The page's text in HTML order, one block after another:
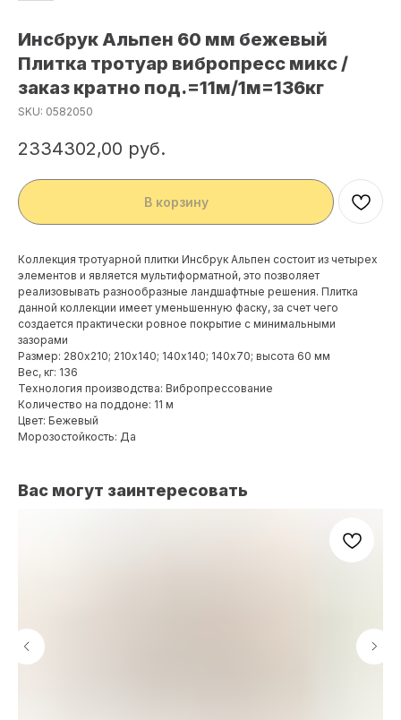
Инсбрук Альпен 60 мм бежевый
Плитка тротуар вибропресс микс /
заказ кратно под.=11м/1м=136кг
SKU: 0582050
2334302,00 руб.
В корзину
Коллекция тротуарной плитки Инсбрук Альпен состоит из четырех
элементов и является мультиформатной, это позволяет
реализовывать разнообразные ландшафтные решения. Плитка
данной коллекции имеет уменьшенную фаску, за счет чего
создается практически ровное покрытие с минимальными
зазорами
Размер: 280х210; 210х140; 140х140; 140х70; высота 60 мм
Вес, кг: 136
Технология производства: Вибропрессование
Количество на поддоне: 11 м
Цвет: Бежевый
Морозостойкость: Да
Вас могут заинтересовать